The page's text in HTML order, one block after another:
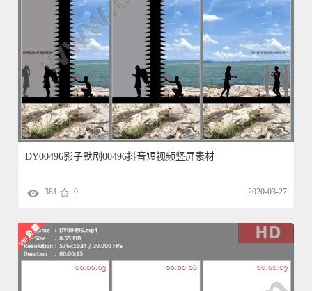
DY00496影子默剧00496抖音短视频竖屏素材
381 0 2020-03-27